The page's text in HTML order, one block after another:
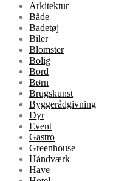
Arkitektur
Både
Badetøj
Biler
Blomster
Bolig
Bord
Børn
Brugskunst
Byggerådgivning
Dyr
Event
Gastro
Greenhouse
Håndværk
Have